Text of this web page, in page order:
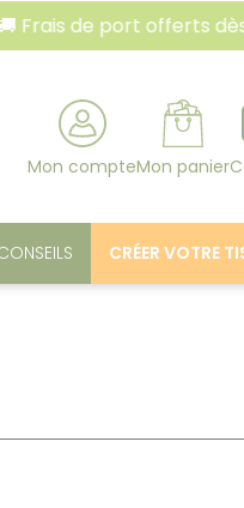
offerts dès 60€
Mon compteMon panier
CRÉER VOTRE